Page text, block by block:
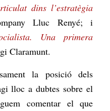
dins l’estratègia
Lluc Renyé; i
Una primera
Claramunt.
la posició dels
lloc a dubtes sobre el
comentar el que